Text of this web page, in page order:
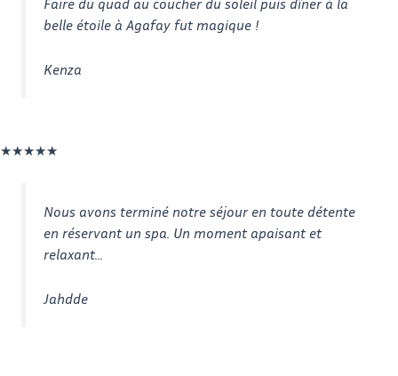
é
5
u
Faire du quad au coucher du soleil puis dîner à la
belle étoile à Agafay fut magique !
Kenza
★★★★★
é
5
s
r
Nous avons terminé notre séjour en toute détente
en réservant un spa. Un moment apaisant et
relaxant...
Jahdde